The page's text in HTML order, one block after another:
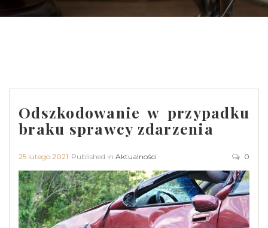
Odszkodowanie w przypadku
braku sprawcy zdarzenia
25 lutego 2021 Published in Aktualności 0